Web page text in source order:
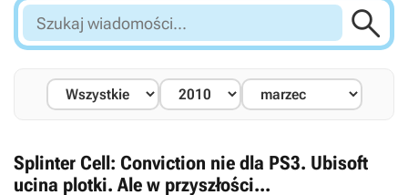
Szukaj
wiadomości...

Splinter Cell: Conviction nie dla PS3. Ubisoft
ucina plotki. Ale w przyszłości...